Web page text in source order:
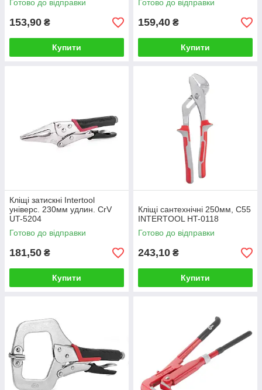
Готово до відправки
153,90 ₴
Купити
Готово до відправки
159,40 ₴
Купити
Кліщі затискні Intertool
універс. 230мм удлин. CrV
UT-5204
Готово до відправки
181,50 ₴
Купити
Кліщі сантехнічні 250мм, С55
INTERTOOL HT-0118
Готово до відправки
243,10 ₴
Купити